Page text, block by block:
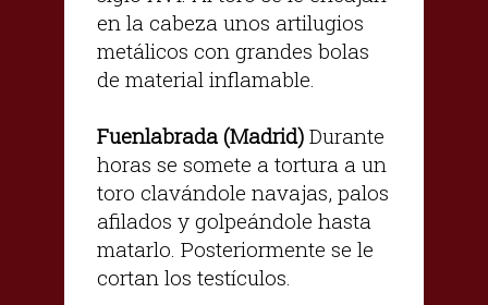
en la cabeza unos artilugios
metálicos con grandes bolas
de material inflamable.
Fuenlabrada (Madrid) Durante
horas se somete a tortura a un
toro clavándole navajas, palos
afilados y golpeándole hasta
matarlo. Posteriormente se le
cortan los testículos.